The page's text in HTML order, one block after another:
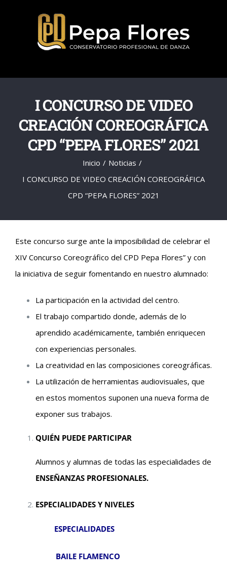
I CONCURSO DE VIDEO
CREACIÓN COREOGRÁFICA
CPD “PEPA FLORES” 2021
Inicio
Noticias
I CONCURSO DE VIDEO CREACIÓN COREOGRÁFICA
CPD “PEPA FLORES” 2021
Este concurso surge ante la imposibilidad de celebrar el
XIV Concurso Coreográfico del CPD Pepa Flores” y con
la iniciativa de seguir fomentando en nuestro alumnado:
La participación en la actividad del centro.
El trabajo compartido donde, además de lo
aprendido académicamente, también enriquecen
con experiencias personales.
La creatividad en las composiciones coreográficas.
La utilización de herramientas audiovisuales, que
en estos momentos suponen una nueva forma de
exponer sus trabajos.
QUIÉN PUEDE PARTICIPAR
Alumnos y alumnas de todas las especialidades de
ENSEÑANZAS PROFESIONALES.
ESPECIALIDADES Y NIVELES
ESPECIALIDADES
BAILE FLAMENCO